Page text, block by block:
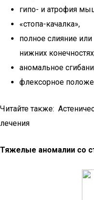
гипо- и атрофия
«стопа-качалка»,
полное слияние
нижних
аномальное
флексорное
Читайте также:
лечения
Тяжелые аномалии со